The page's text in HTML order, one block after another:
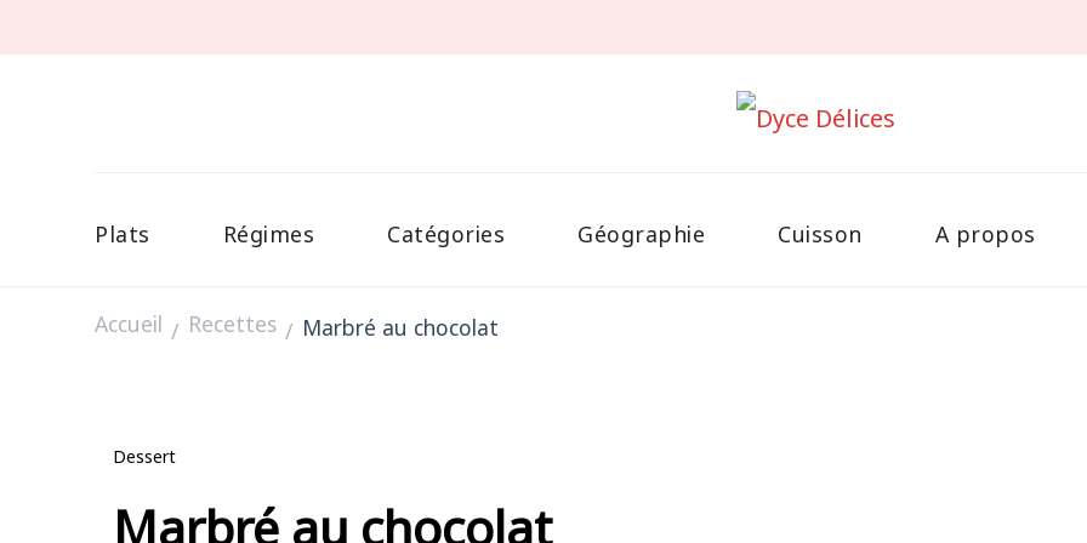
Plats Régimes Catégories Géographie Cuisson A propos
Accueil / Recettes / Marbré au chocolat
Dessert
Marbré au chocolat